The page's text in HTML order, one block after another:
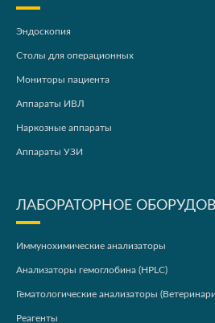
Эндоскопия
Столы для операционных
Мониторы пациента
Аппараты ИВЛ
Наркозные аппараты
Аппараты УЗИ
ЛАБОРАТОРНОЕ
Иммунохимические анализаторы
Анализаторы гемоглобина (HPLC)
Гематологические анализаторы
Реагенты